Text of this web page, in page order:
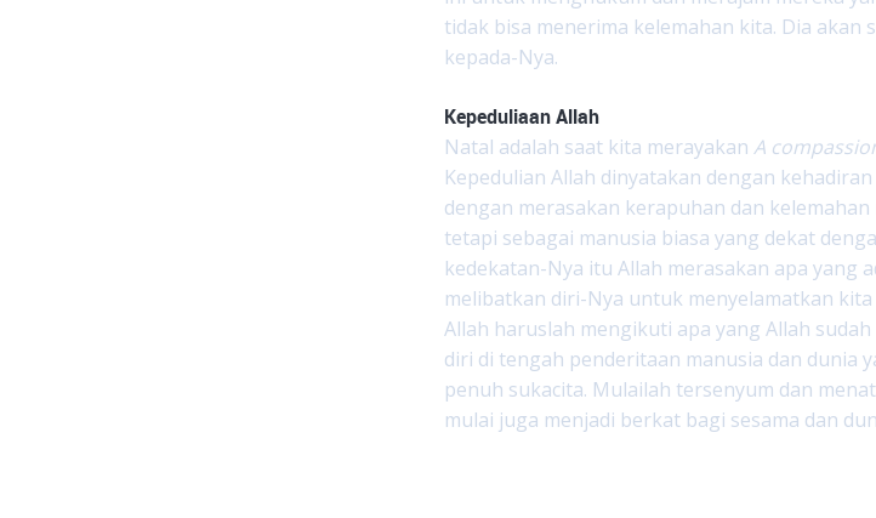
tidak bisa menerima kelemahan kita. Dia
kepada-Nya.
Kepeduliaan Allah
Natal adalah saat kita merayakanA
Kepedulian Allah dinyatakan dengan
dengan merasakan kerapuhan dan
tetapi sebagai manusia biasa yang dekat
kedekatan-Nya itu Allah merasakan apa yang
melibatkan diri-Nya untuk menyelamatkan
Allah haruslah mengikuti apa yang Allah
diri di tengah penderitaan manusia dan dunia
penuh sukacita. Mulailah tersenyum dan
mulai juga menjadi berkat bagi sesama dan